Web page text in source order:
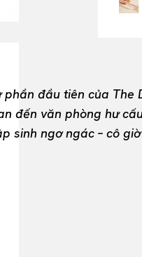
đầu tiên của The
đến văn phòng hư
sinh ngơ ngác – cô